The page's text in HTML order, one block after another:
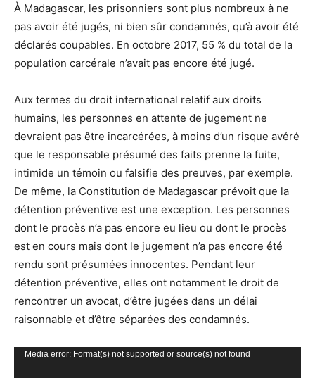
À Madagascar, les prisonniers sont plus nombreux à ne
pas avoir été jugés, ni bien sûr condamnés, qu’à avoir été
déclarés coupables. En octobre 2017, 55 % du total de la
population carcérale n’avait pas encore été jugé.
Aux termes du droit international relatif aux droits
humains, les personnes en attente de jugement ne
devraient pas être incarcérées, à moins d’un risque avéré
que le responsable présumé des faits prenne la fuite,
intimide un témoin ou falsifie des preuves, par exemple.
De même, la Constitution de Madagascar prévoit que la
détention préventive est une exception. Les personnes
dont le procès n’a pas encore eu lieu ou dont le procès
est en cours mais dont le jugement n’a pas encore été
rendu sont présumées innocentes. Pendant leur
détention préventive, elles ont notamment le droit de
rencontrer un avocat, d’être jugées dans un délai
raisonnable et d’être séparées des condamnés.
Lecteur
Media error: Format(s) not supported or source(s) not found